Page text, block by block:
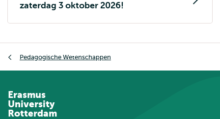
zaterdag 3 oktober 2026!
Pedagogische Wetenschappen
Erasmus
University
Rotterdam